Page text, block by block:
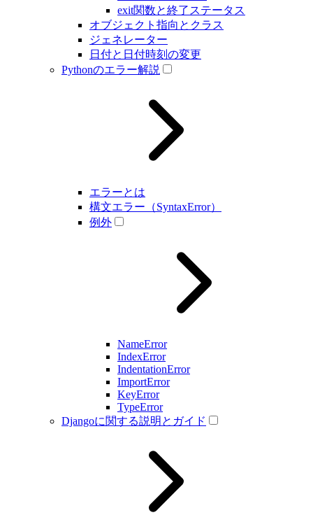
exit関数と終了ステータス
オブジェクト指向とクラス
ジェネレーター
日付と日付時刻の変更
Pythonのエラー解説
エラーとは
構文エラー（SyntaxError）
例外
NameError
IndexError
IndentationError
ImportError
KeyError
TypeError
Djangoに関する説明とガイド